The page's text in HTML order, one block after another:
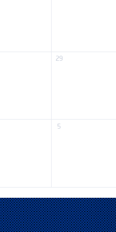
29
5